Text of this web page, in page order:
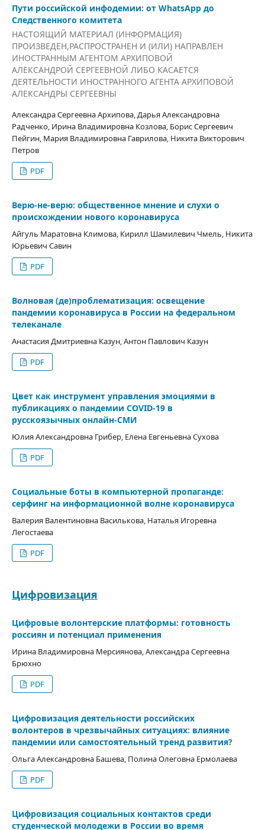
Пути российской инфодемии: от WhatsApp до
Следственного комитета
НАСТОЯЩИЙ МАТЕРИАЛ (ИНФОРМАЦИЯ)
ПРОИЗВЕДЕН,РАСПРОСТРАНЕН И (ИЛИ) НАПРАВЛЕН
ИНОСТРАННЫМ АГЕНТОМ АРХИПОВОЙ
АЛЕКСАНДРОЙ СЕРГЕЕВНОЙ ЛИБО КАСАЕТСЯ
ДЕЯТЕЛЬНОСТИ ИНОСТРАННОГО АГЕНТА АРХИПОВОЙ
АЛЕКСАНДРЫ СЕРГЕЕВНЫ
Александра Сергеевна Архипова, Дарья Александровна
Радченко, Ирина Владимировна Козлова, Борис Сергеевич
Пейгин, Мария Владимировна Гаврилова, Никита Викторович
Петров
PDF
Верю-не-верю: общественное мнение и слухи о
происхождении нового коронавируса
Айгуль Маратовна Климова, Кирилл Шамилевич Чмель, Никита
Юрьевич Савин
PDF
Волновая (де)проблематизация: освещение
пандемии коронавируса в России на федеральном
телеканале
Анастасия Дмитриевна Казун, Антон Павлович Казун
PDF
Цвет как инструмент управления эмоциями в
публикациях о пандемии COVID-19 в
русскоязычных онлайн-СМИ
Юлия Александровна Грибер, Елена Евгеньевна Сухова
PDF
Социальные боты в компьютерной пропаганде:
серфинг на информационной волне коронавируса
Валерия Валентиновна Василькова, Наталья Игоревна
Легостаева
PDF
Цифровизация
Цифровые волонтерские платформы: готовность
россиян и потенциал применения
Ирина Владимировна Мерсиянова, Александра Сергеевна
Брюхно
PDF
Цифровизация деятельности российских
волонтеров в чрезвычайных ситуациях: влияние
пандемии или самостоятельный тренд развития?
Ольга Александровна Башева, Полина Олеговна Ермолаева
PDF
Цифровизация социальных контактов среди
студенческой молодежи в России во время